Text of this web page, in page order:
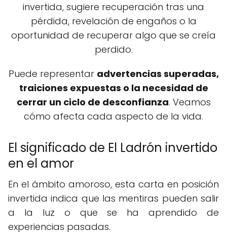
invertida, sugiere recuperación tras una
pérdida, revelación de engaños o la
oportunidad de recuperar algo que se creía
perdido.
Puede representar advertencias superadas,
traiciones expuestas o la necesidad de
cerrar un ciclo de desconfianza. Veamos
cómo afecta cada aspecto de la vida.
El significado de El Ladrón invertido
en el amor
En el ámbito amoroso, esta carta en posición
invertida indica que las mentiras pueden salir
a la luz o que se ha aprendido de
experiencias pasadas.